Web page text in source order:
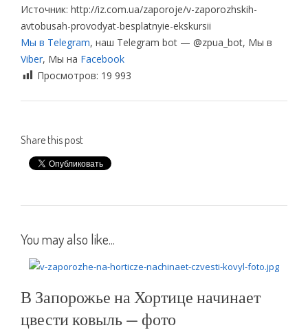
Источник: http://iz.com.ua/zaporoje/v-zaporozhskih-
avtobusah-provodyat-besplatnyie-ekskursii
Мы в Telegram, наш Telegram bot — @zpua_bot, Мы в
Viber, Мы на Facebook
Просмотров: 19 993
Share this post
You may also like...
В Запорожье на Хортице начинает
цвести ковыль — фото